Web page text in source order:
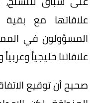
علاقاتها مع
المسؤولون في
علاقاتنا خليجياً وعربياً
صحيح أن توقيع